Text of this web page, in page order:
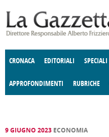
CRONACA EDITORIALI SPECIALI
APPROFONDIMENTI
E SPETTACOLI POLITICA
RUBRICHE
DELLE IDEE FATTI DELLO SPIRITO
9 GIUGNO 2023 ECONOMIA